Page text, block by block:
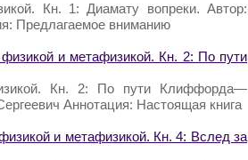
Кн. 1: Диамату вопреки. Автор:
Предлагаемое вниманию
и метафизикой. Кн. 2: По пути
Кн. 2: По пути Клиффорда—
Аннотация: Настоящая книга
и метафизикой. Кн. 4: Вслед за